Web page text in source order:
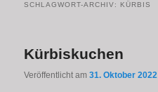
SCHLAGWORT-ARCHIV: KÜRBIS
Kürbiskuchen
Veröffentlicht am31. Oktober 2022